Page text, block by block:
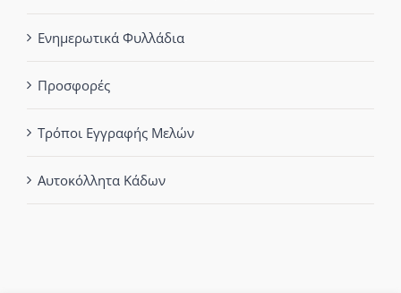
Ενημερωτικά Φυλλάδια
Προσφορές
Τρόποι Εγγραφής Μελών
Αυτοκόλλητα Κάδων